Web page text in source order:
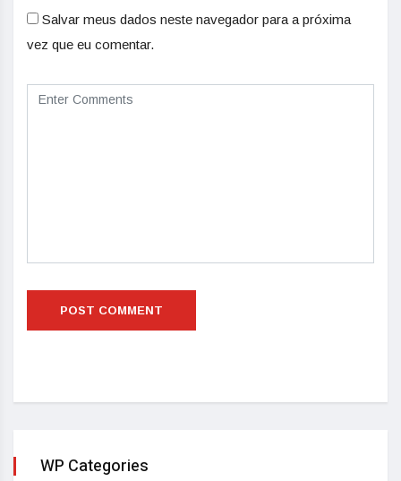
Salvar meus dados neste navegador para a próxima
vez que eu comentar.
WP Categories